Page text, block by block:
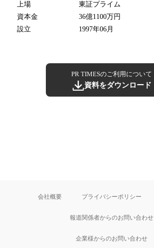
上場
東証プライム
資本金
36億1100万円
設立
1997年06月
PR TIMESのご利用について
資料をダウンロード
会社概要 プライバシーポリシー
報道関係者からのお問い合わせ
企業様からのお問い合わせ